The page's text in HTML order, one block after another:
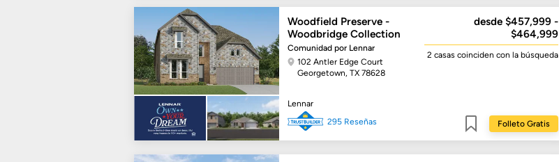
Woodfield Preserve -
Woodbridge Collection
Comunidad por Lennar
102 Antler Edge Court
Georgetown, TX 78628
Lennar
295 Reseñas
desde $457,999 -
$464,999
2 casascoinciden con la búsqueda
Folleto Gratis